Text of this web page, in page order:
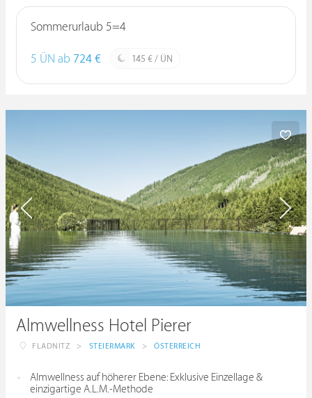
Sommerurlaub 5=4
5 ÜN ab 724 € 145 € / ÜN
Almwellness Hotel Pierer
FLADNITZ > STEIERMARK > ÖSTERREICH
Almwellness auf höherer Ebene: Exklusive Einzellage &
einzigartige A.L.M.-Methode